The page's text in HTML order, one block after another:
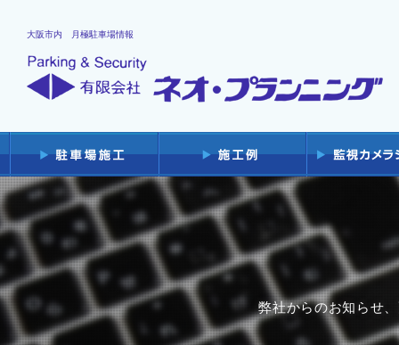
大阪市内 月極駐車場情報
弊社からのお知らせ